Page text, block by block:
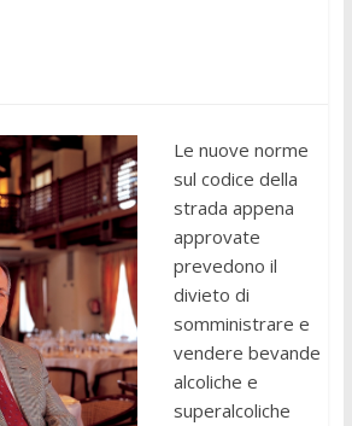
Le nuove norme
sul codice della
strada appena
approvate
prevedono il
divieto di
somministrare e
vendere bevande
alcoliche e
superalcoliche